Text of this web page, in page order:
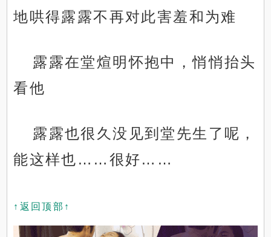
地哄得露露不再对此害羞和为难
露露在堂煊明怀抱中，悄悄抬头
看他
露露也很久没见到堂先生了呢，
能这样也……很好……
↑返回顶部↑